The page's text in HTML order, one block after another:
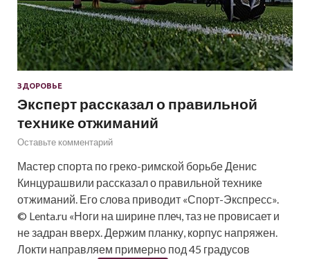
ЗДОРОВЬЕ
Эксперт рассказал о правильной
технике отжиманий
Оставьте комментарий
Мастер спорта по греко-римской борьбе Денис
Кинцурашвили рассказал о правильной технике
отжиманий. Его слова приводит «Спорт-Экспресс».
© Lenta.ru «Ноги на ширине плеч, таз не провисает и
не задран вверх. Держим планку, корпус напряжен.
Локти направляем примерно под 45 градусов